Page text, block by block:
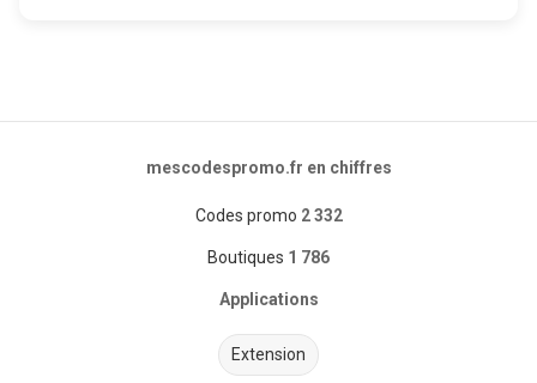
mescodespromo.fr en chiffres
Codes promo 2 332
Boutiques 1 786
Applications
Extension